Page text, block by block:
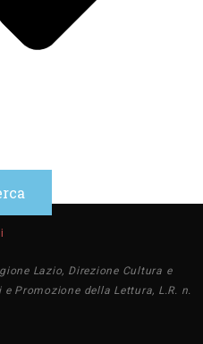
Lazio, Direzione Cultura e
Promozione della Lettura, L.R. n.